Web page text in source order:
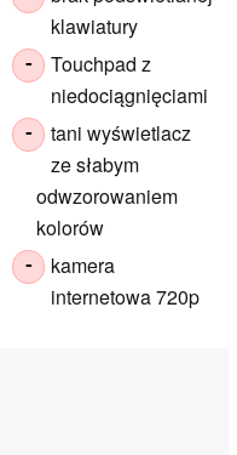
klawiatury
-
Touchpad z
niedociągnięciami
-
tani wyświetlacz
ze słabym
odwzorowaniem
kolorów
-
kamera
internetowa 720p